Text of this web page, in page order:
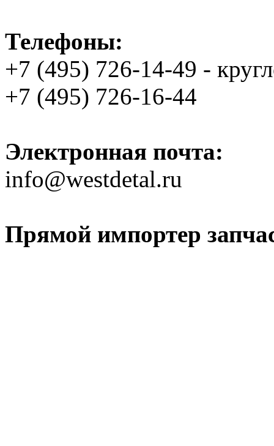
Телефоны:
+7 (495) 726-14-49 -
+7 (495) 726-16-44
Электронная почта:
info@westdetal.ru
Прямой импортер